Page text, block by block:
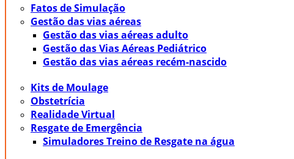
Fatos de Simulação
Gestão das vias aéreas
Gestão das vias aéreas adulto
Gestão das Vias Aéreas Pediátrico
Gestão das vias aéreas recém-nascido
Kits de Moulage
Obstetrícia
Realidade Virtual
Resgate de Emergência
Simuladores Treino de Resgate na água